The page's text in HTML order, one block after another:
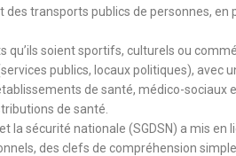
des transports publics de personnes,
qu’ils soient sportifs, culturels ou
publics, locaux politiques), avec
de santé, médico-sociaux
de santé.
la sécurité nationale (SGDSN) a mis
des clefs de compréhension